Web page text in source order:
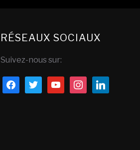
RÉSEAUX SOCIAUX
Suivez-nous sur:
facebooktwitteryoutubeinstagramlinkedin